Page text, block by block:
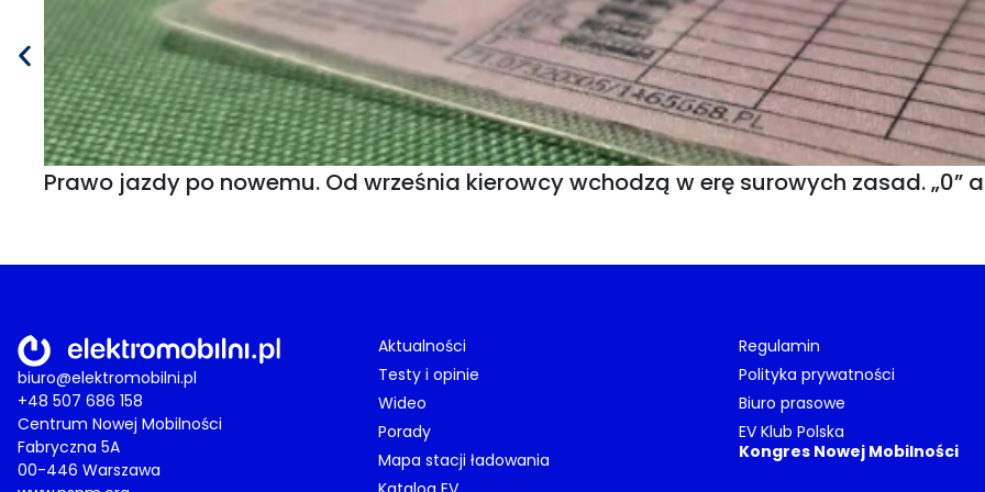
Prawo jazdy po nowemu. Od września kierowcy wchodzą w erę surowych zasad. „0”
biuro@elektromobilni.pl
+48 507 686 158
Centrum Nowej Mobilności
Fabryczna 5A
00-446 Warszawa
Aktualności
Testy i opinie
Wideo
Porady
Mapa stacji ładowania
Regulamin
Polityka prywatności
Biuro prasowe
EV Klub Polska
Kongres Nowej Mobilności